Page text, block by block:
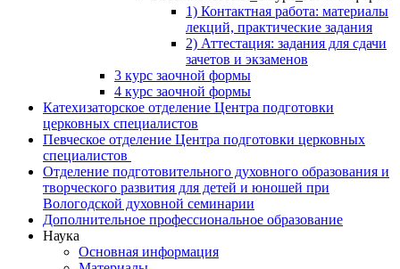
1) Контактная работа: материалы
лекций, практические задания
2) Аттестация: задания для сдачи
зачетов и экзаменов
3 курс заочной формы
4 курс заочной формы
Катехизаторское отделение Центра подготовки
церковных специалистов
Певческое отделение Центра подготовки церковных
специалистов
Отделение подготовительного духовного образования и
творческого развития для детей и юношей при
Вологодской духовной семинарии
Дополнительное профессиональное образование
Наука
Основная информация